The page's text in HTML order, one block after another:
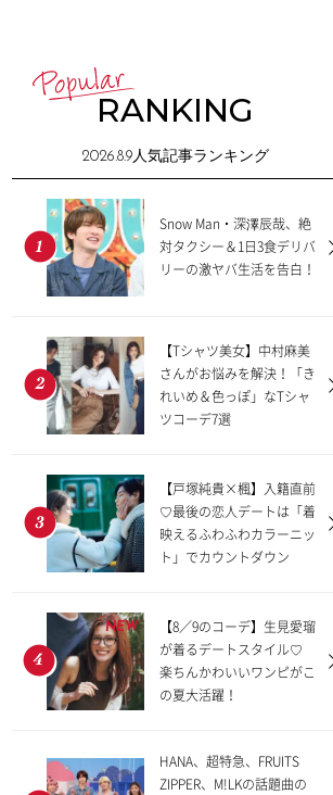
ルの水着どうする？有名ライバーの着こなしを拝
見！
【PR】DeNA
RANKING
2026.8.9人気記事ランキング
Snow Man・深澤辰哉、絶
対タクシー＆1日3食デリバ
リーの激ヤバ生活を告白！
【Tシャツ美女】中村麻美
さんがお悩みを解決！「き
れいめ＆色っぽ」なTシャ
ツコーデ7選
【戸塚純貴×楓】入籍直前
♡最後の恋人デートは「着
映えるふわふわカラーニッ
ト」でカウントダウン
NEW
【8／9のコーデ】生見愛瑠
が着るデートスタイル♡
楽ちんかわいいワンピがこ
の夏大活躍！
HANA、超特急、FRUITS
ZIPPER、M!LKの話題曲の